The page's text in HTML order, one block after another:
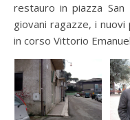
restauro in piazza
giovani ragazze, i nuovi
in corso Vittorio